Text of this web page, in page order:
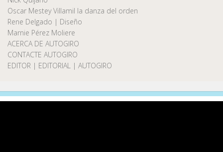
Oscar Mestey Villamil la danza del orden
Rene Delgado | Diseño
Marnie Pérez Moliere
ACERCA DE AUTOGIRO
CONTACTE AUTOGIRO
EDITOR | EDITORIAL | AUTOGIRO